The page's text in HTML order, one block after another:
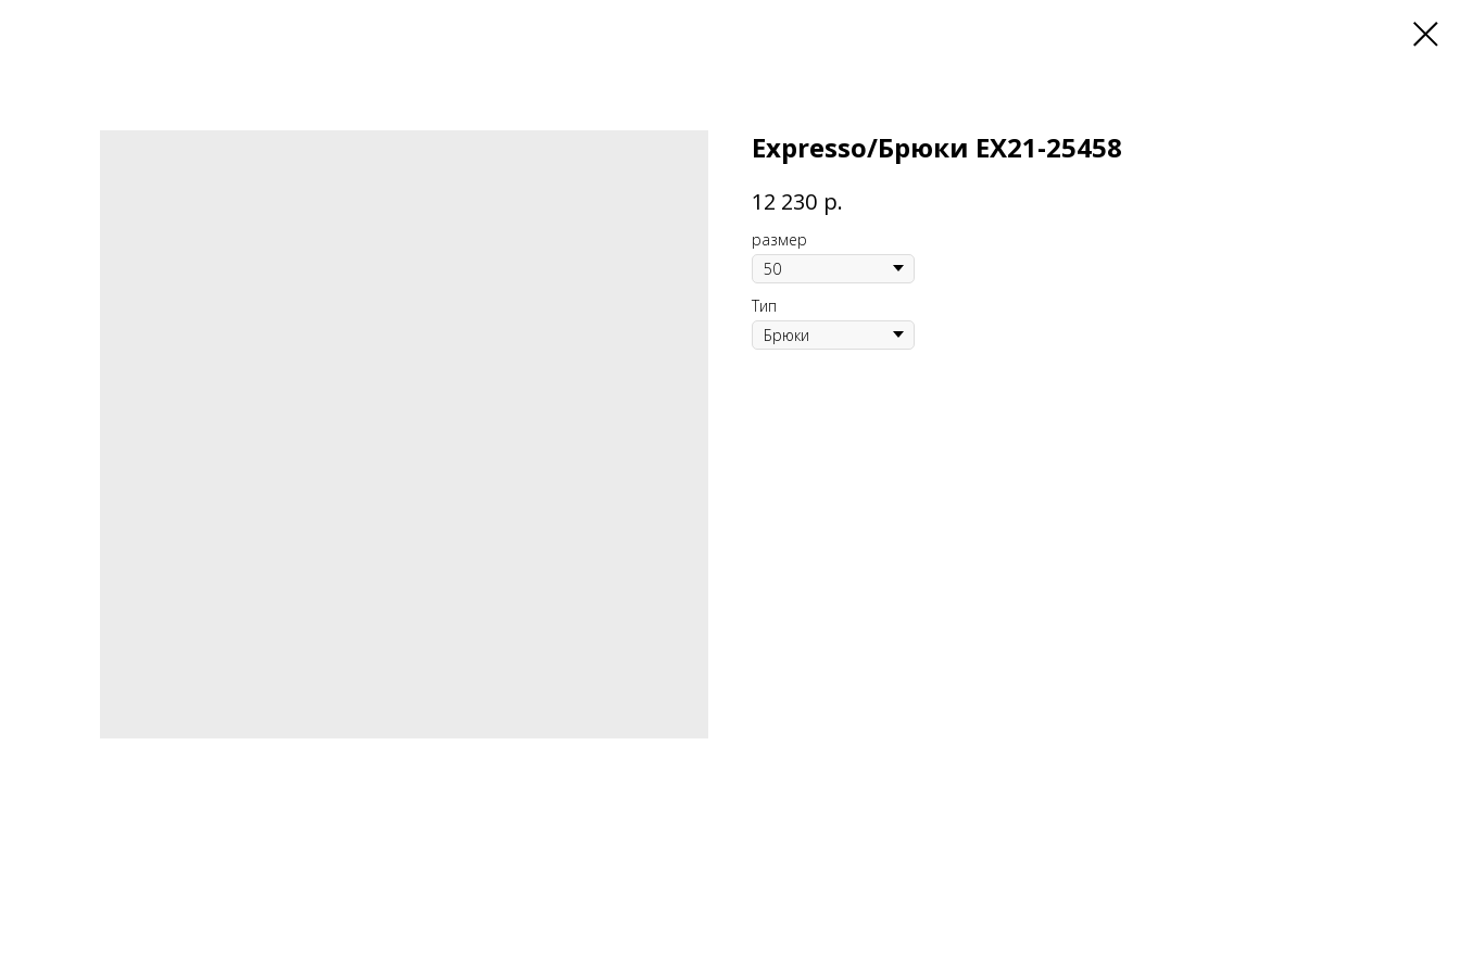
Expresso/Брюки EX21-25458
12 230 р.
размер
Тип